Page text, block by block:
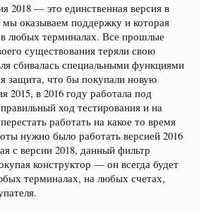
2018 — это единственная версия в
оказываем поддержку и которая
в любых терминалах. Все прошлые
существования теряли свою
сбивалась специальными функциями
защита, что бы покупали новую
2015, в 2016 году работала под
ход тестирования и на
работать на какое то время
нужно было работать версией 2016
с версии 2018, данный фильтр
конструктор — он всегда будет
терминалах, на любых счетах,